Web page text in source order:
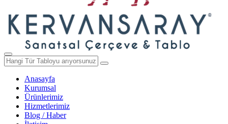
Anasayfa
Kurumsal
Ürünlerimiz
Hizmetlerimiz
Blog / Haber